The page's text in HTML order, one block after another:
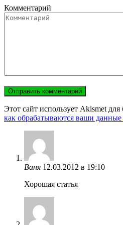
Комментарий
Этот сайт использует Akismet
как обрабатываются ваши
Ваня 12.03.2012 в 19:10
Хорошая статья